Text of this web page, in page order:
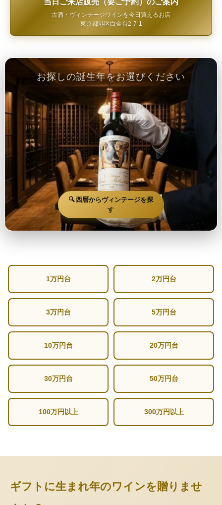
当日ご来店販売（要ご予約）のご案内
古酒・ヴィンテージワインを今日買えるお店
東京都港区白金台2-7-1
お探しの誕生年をお選びください
🔍 西暦からヴィンテージを探
す
1万円台 2万円台
3万円台 5万円台
10万円台 20万円台
30万円台 50万円台
100万円以上 300万円以上
ギフトに生まれ年のワインを贈りませ